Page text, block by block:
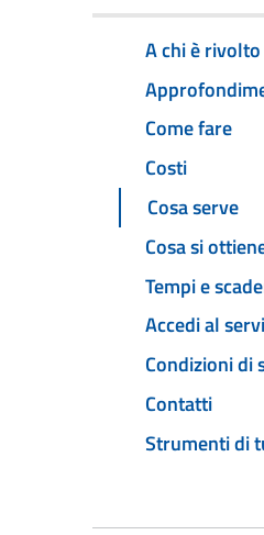
A chi è rivolto
Come fare
Costi
Cosa serve
Cosa si
Tempi e
Accedi al
Condizioni di
Contatti
Strumenti di